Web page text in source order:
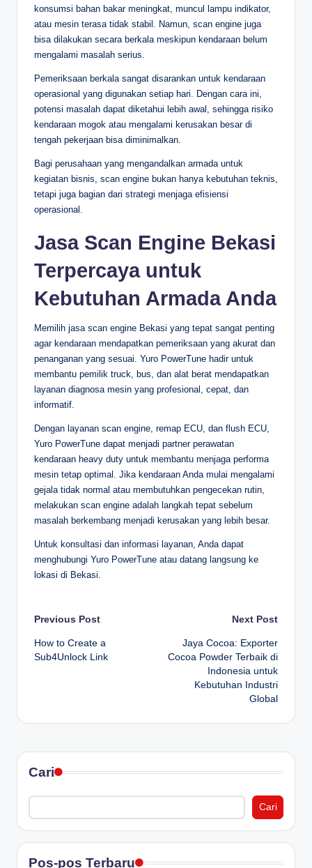
konsumsi bahan bakar meningkat, muncul lampu indikator,
atau mesin terasa tidak stabil. Namun, scan engine juga
bisa dilakukan secara berkala meskipun kendaraan belum
mengalami masalah serius.
Pemeriksaan berkala sangat disarankan untuk kendaraan
operasional yang digunakan setiap hari. Dengan cara ini,
potensi masalah dapat diketahui lebih awal, sehingga risiko
kendaraan mogok atau mengalami kerusakan besar di
tengah pekerjaan bisa diminimalkan.
Bagi perusahaan yang mengandalkan armada untuk
kegiatan bisnis, scan engine bukan hanya kebutuhan teknis,
tetapi juga bagian dari strategi menjaga efisiensi
operasional.
Jasa Scan Engine Bekasi
Terpercaya untuk
Kebutuhan Armada Anda
Memilih jasa scan engine Bekasi yang tepat sangat penting
agar kendaraan mendapatkan pemeriksaan yang akurat dan
penanganan yang sesuai. Yuro PowerTune hadir untuk
membantu pemilik truck, bus, dan alat berat mendapatkan
layanan diagnosa mesin yang profesional, cepat, dan
informatif.
Dengan layanan scan engine, remap ECU, dan flush ECU,
Yuro PowerTune dapat menjadi partner perawatan
kendaraan heavy duty untuk membantu menjaga performa
mesin tetap optimal. Jika kendaraan Anda mulai mengalami
gejala tidak normal atau membutuhkan pengecekan rutin,
melakukan scan engine adalah langkah tepat sebelum
masalah berkembang menjadi kerusakan yang lebih besar.
Untuk konsultasi dan informasi layanan, Anda dapat
menghubungi Yuro PowerTune atau datang langsung ke
lokasi di Bekasi.
Post
navigation
Previous Post
How to Create a
Sub4Unlock Link
Next Post
Jaya Cocoa: Exporter
Cocoa Powder Terbaik di
Indonesia untuk
Kebutuhan Industri
Global
Cari
Cari
Pos-pos Terbaru